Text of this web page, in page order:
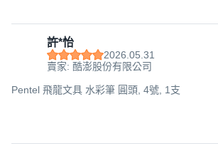
許*怡
2026.05.31
賣家: 酷澎股份有限公司
Pentel 飛龍文具 水彩筆 圓頭, 4號, 1支